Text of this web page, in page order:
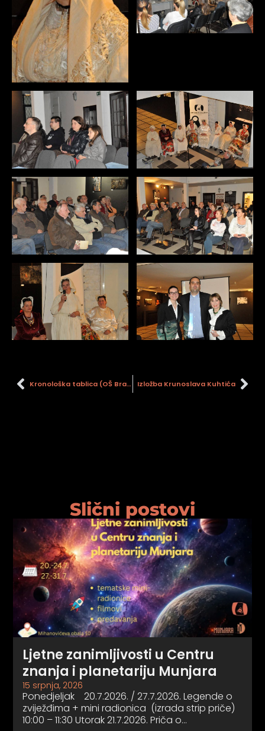
Kronološka tablica (OŠ Braće Radić, Martinska Ves) Izložba Krunoslava Kuhtića
Slični postovi
Ljetne zanimljivosti u Centru
znanja i planetariju Munjara
15 srpnja, 2026
Ponedjeljak 20.7.2026. / 27.7.2026. Legende o
zviježđima + mini radionica (izrada strip priče)
10:00 – 11:30 Utorak 21.7.2026. Priča o…